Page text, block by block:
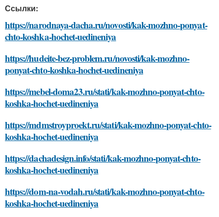
Ссылки:
https://narodnaya-dacha.ru/novosti/kak-mozhno-ponyat-
chto-koshka-hochet-uedineniya
https://hudeite-bez-problem.ru/novosti/kak-mozhno-
ponyat-chto-koshka-hochet-uedineniya
https://mebel-doma23.ru/stati/kak-mozhno-ponyat-chto-
koshka-hochet-uedineniya
https://mdmstroyproekt.ru/stati/kak-mozhno-ponyat-chto-
koshka-hochet-uedineniya
https://dachadesign.info/stati/kak-mozhno-ponyat-chto-
koshka-hochet-uedineniya
https://dom-na-vodah.ru/stati/kak-mozhno-ponyat-chto-
koshka-hochet-uedineniya